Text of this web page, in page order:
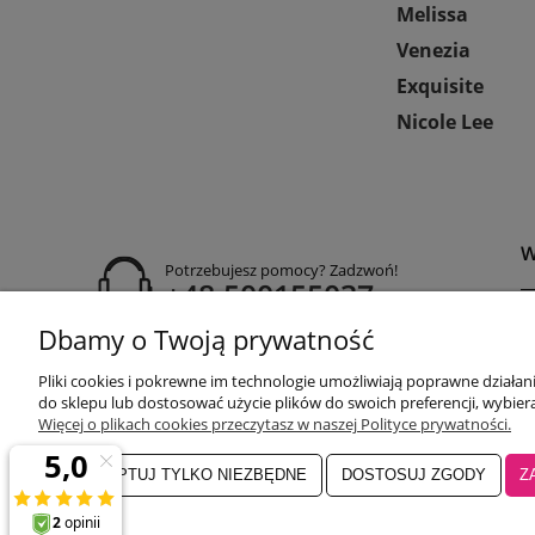
Melissa
Venezia
Exquisite
Nicole Lee
Potrzebujesz pomocy? Zadzwoń!
+48 500155037
godziny otwarcia:
Sobota 9:30-13:30
obuwiehigo@gmail.com
Dbamy o Twoją prywatność
Pliki cookies i pokrewne im technologie umożliwiają poprawne
do sklepu lub dostosować użycie plików do swoich preferencji,
Więcej o plikach cookies przeczytasz w naszej Polityce prywatności.
ZAAKCEPTUJ TYLKO NIEZBĘDNE DOSTOSUJ ZGODY